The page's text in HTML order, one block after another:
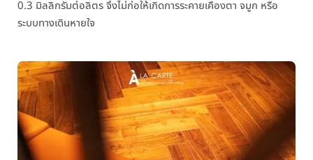
0.3 มิลลิกรัมต่อลิตร จึงไม่ก่อให้เกิดการระคายเคืองตา จมูก หรือ
ระบบทางเดินหายใจ